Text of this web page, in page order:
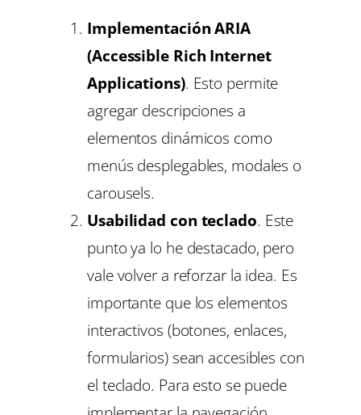
Implementación ARIA
(Accessible Rich Internet
Applications). Esto permite
agregar descripciones a
elementos dinámicos como
menús desplegables, modales o
carousels.
Usabilidad con teclado. Este
punto ya lo he destacado, pero
vale volver a reforzar la idea. Es
importante que los elementos
interactivos (botones, enlaces,
formularios) sean accesibles con
el teclado. Para esto se puede